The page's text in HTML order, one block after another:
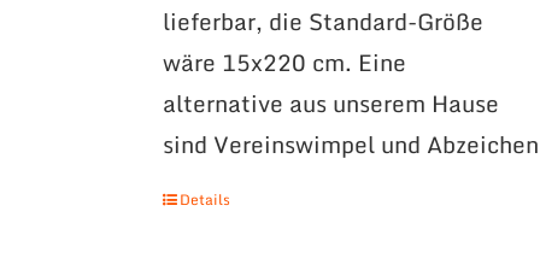
lieferbar, die Standard-Größe
wäre 15x220 cm. Eine
alternative aus unserem Hause
sind Vereinswimpel und
Details